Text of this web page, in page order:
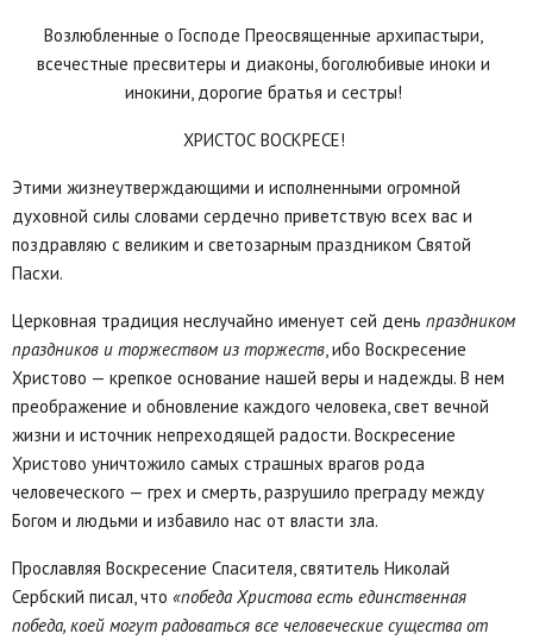
Возлюбленные о Господе Преосвященные архипастыри,
всечестные пресвитеры и диаконы, боголюбивые иноки и
инокини, дорогие братья и сестры!
ХРИСТОС ВОСКРЕСЕ!
Этими жизнеутверждающими и исполненными огромной
духовной силы словами сердечно приветствую всех вас и
поздравляю с великим и светозарным праздником Святой
Пасхи.
Церковная традиция неслучайно именует сей день праздником
праздников и торжеством из торжеств, ибо Воскресение
Христово — крепкое основание нашей веры и надежды. В нем
преображение и обновление каждого человека, свет вечной
жизни и источник непреходящей радости. Воскресение
Христово уничтожило самых страшных врагов рода
человеческого — грех и смерть, разрушило преграду между
Богом и людьми и избавило нас от власти зла.
Прославляя Воскресение Спасителя, святитель Николай
Сербский писал, что «победа Христова есть единственная
победа, коей могут радоваться все человеческие существа от